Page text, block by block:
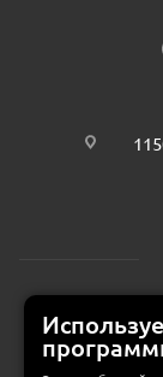
© 2015 — 2026